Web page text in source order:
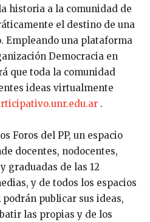
historia a la comunidad de
el destino de una
Empleando una plataforma
Democracia en
que toda la comunidad
ideas virtualmente
.
Foros del PP, un espacio
docentes, nodocentes,
graduadas de las 12
y de todos los espacios
publicar sus ideas,
las propias y de los